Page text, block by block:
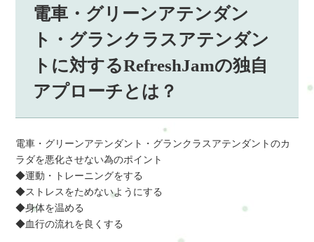
電車・グリーンアテンダン
ト・グランクラスアテンダン
トに対するRefreshJamの独自
アプローチとは？
電車・グリーンアテンダント・グランクラスアテンダントのカ
ラダを悪化させない為のポイント
◆運動・トレーニングをする
◆ストレスをためないようにする
◆身体を温める
◆血行の流れを良くする